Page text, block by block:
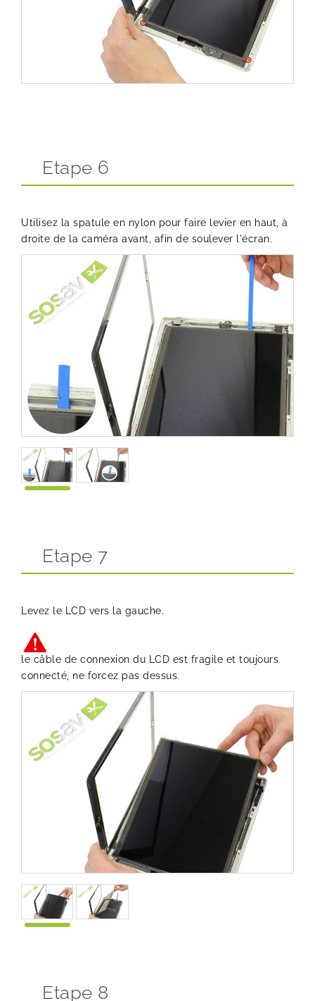
Etape 6
Utilisez la spatule en nylon pour faire levier en haut, à
droite de la caméra avant, afin de soulever l'écran.
Etape 7
Levez le LCD vers la gauche.
le câble de connexion du LCD est fragile et toujours
connecté, ne forcez pas dessus.
Etape 8